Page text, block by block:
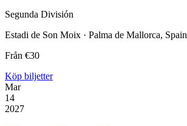
Segunda División
Estadi de Son Moix · Palma de Mallorca, Spain
Från €30
Köp biljetter
Mar
14
2027